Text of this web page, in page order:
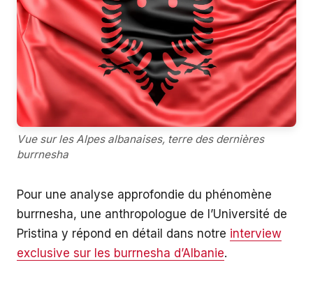
Vue sur les Alpes albanaises, terre des dernières
burrnesha
Pour une analyse approfondie du phénomène
burrnesha, une anthropologue de l’Université de
Pristina y répond en détail dans notre interview
exclusive sur les burrnesha d’Albanie.